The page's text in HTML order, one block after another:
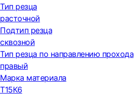
Тип резца
расточной
Подтип резца
сквозной
Тип резца по направлению прохода
правый
Марка материала
Т15К6